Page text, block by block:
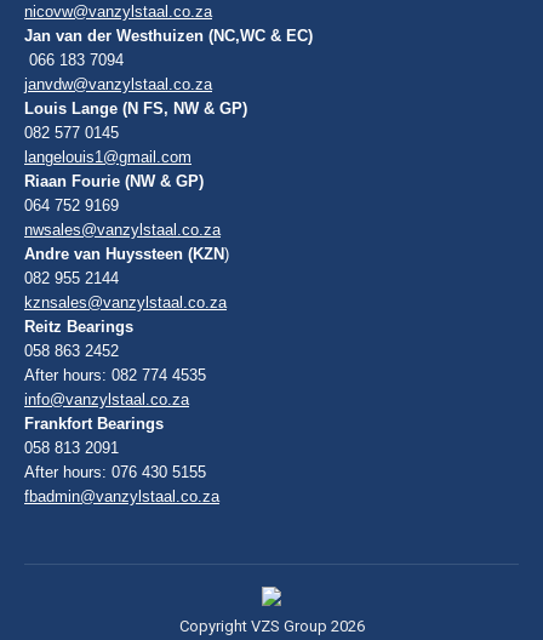
nicovw@vanzylstaal.co.za
Jan van der Westhuizen (NC,WC & EC)
066 183 7094
janvdw@vanzylstaal.co.za
Louis Lange (N FS, NW & GP)
082 577 0145
langelouis1@gmail.com
Riaan Fourie (NW & GP)
064 752 9169
nwsales@vanzylstaal.co.za
Andre van Huyssteen (KZN)
082 955 2144
kznsales@vanzylstaal.co.za
Reitz Bearings
058 863 2452
After hours: 082 774 4535
info@vanzylstaal.co.za
Frankfort Bearings
058 813 2091
After hours: 076 430 5155
fbadmin@vanzylstaal.co.za
Copyright VZS Group 2026